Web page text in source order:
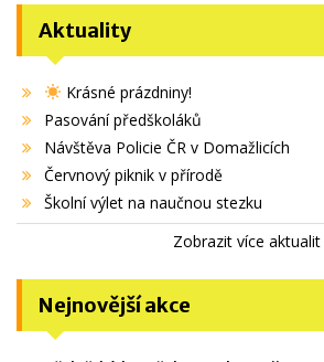
Aktuality
Krásné prázdniny!
Pasování předškoláků
Návštěva Policie ČR v Domažlicích
Červnový piknik v přírodě
Školní výlet na naučnou stezku
Zobrazit více aktualit
Nejnovější akce